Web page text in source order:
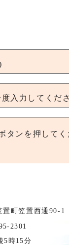
入力してくだ
タンを押して
町笠置西通90-1
2301
5時15分